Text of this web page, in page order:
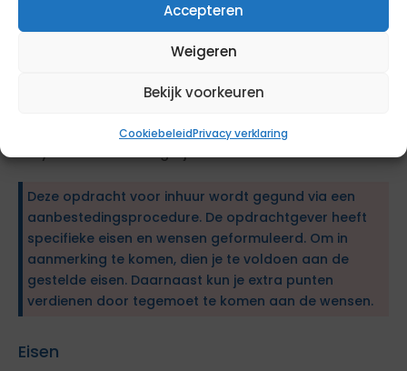
Accepteren
Weigeren
Bekijk voorkeuren
CookiebeleidPrivacy verklaring
Maximaal 5 pagina’s, opgesteld in het Nederlands,
werkdagen: in overleg
Is hybride werken mogelijk: Ja
Deze opdracht voor inhuur wordt gegund via een
aanbestedingsprocedure. De opdrachtgever heeft
specifieke eisen en wensen geformuleerd. Om in
aanmerking te komen, dien je te voldoen aan de
gestelde eisen. Daarnaast kun je extra punten
verdienen door tegemoet te komen aan de wensen.
Eisen